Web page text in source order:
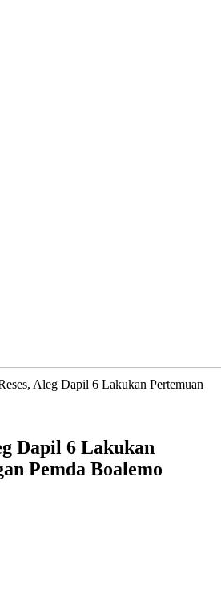
Aleg Dapil 6 Lakukan Pertemuan
Dapil 6 Lakukan
Pemda Boalemo